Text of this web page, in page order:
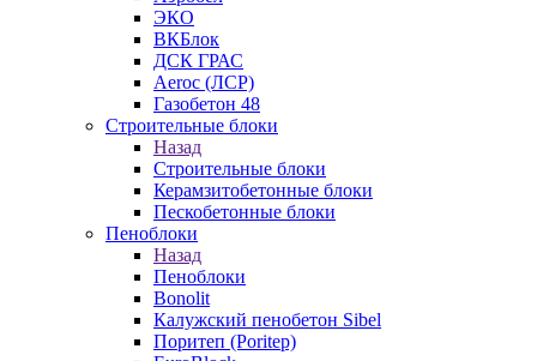
ЭКО
ВКБлок
ДСК ГРАС
Aeroc (ЛСР)
Газобетон 48
Строительные блоки
Назад
Строительные блоки
Керамзитобетонные блоки
Пескобетонные блоки
Пеноблоки
Назад
Пеноблоки
Bonolit
Калужский пенобетон Sibel
Поритеп (Poritep)